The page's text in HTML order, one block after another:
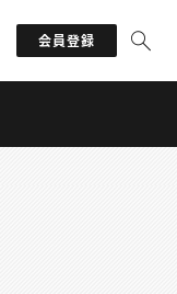
会員登録